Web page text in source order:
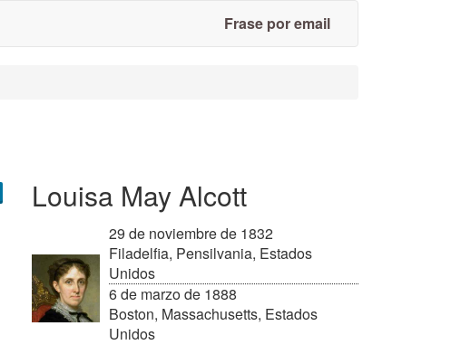
Frase por email
Louisa May Alcott
29 de noviembre de 1832
Filadelfia, Pensilvania, Estados
Unidos
6 de marzo de 1888
Boston, Massachusetts, Estados
Unidos